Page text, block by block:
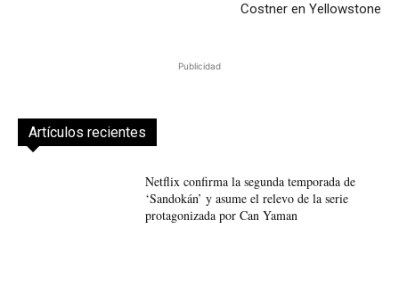
Costner en Yellowstone
Publicidad
Artículos recientes
Netflix confirma la segunda temporada de
‘Sandokán’ y asume el relevo de la serie
protagonizada por Can Yaman